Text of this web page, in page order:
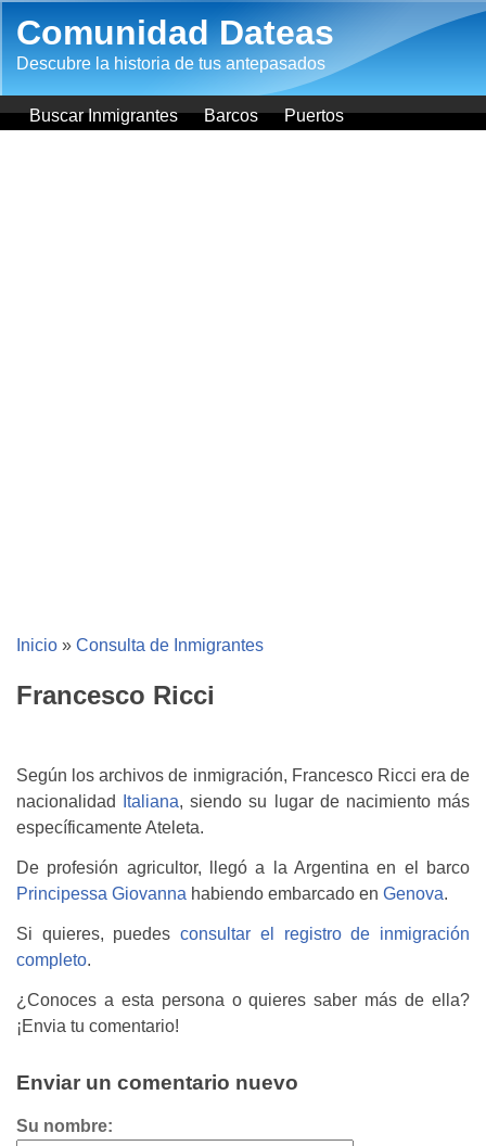
Comunidad Dateas
Descubre la historia de tus antepasados
Buscar Inmigrantes Barcos Puertos
Inicio » Consulta de Inmigrantes
Francesco Ricci
Según los archivos de inmigración, Francesco Ricci era de
nacionalidad
Italiana, siendo su lugar de nacimiento más
específicamente Ateleta.
De profesión agricultor, llegó a la Argentina en el barco
Principessa Giovanna habiendo embarcado en Genova.
Si quieres, puedesconsultar el registro de inmigración
completo.
¿Conoces a esta persona o quieres saber más de ella?
¡Envia tu comentario!
Enviar un comentario nuevo
Su nombre: